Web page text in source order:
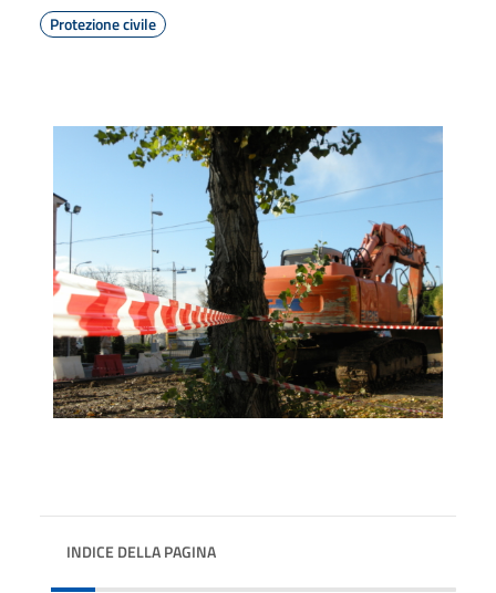
Protezione civile
INDICE DELLA PAGINA